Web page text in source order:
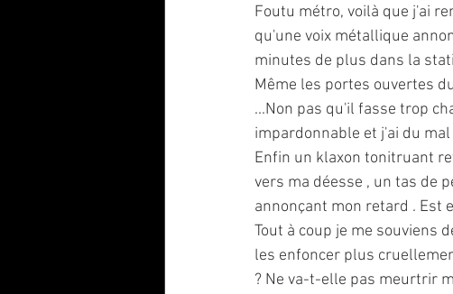
Foutu métro, voilà que j'ai
qu'une voix métallique
minutes de plus dans la
Même les portes ouvertes
...Non pas qu'il fasse trop
impardonnable et j'ai du
Enfin un klaxon tonitruant
vers ma déesse , un tas de
annonçant mon retard . Est
Tout à coup je me souviens
les enfoncer plus
? Ne va-t-elle pas meurtrir